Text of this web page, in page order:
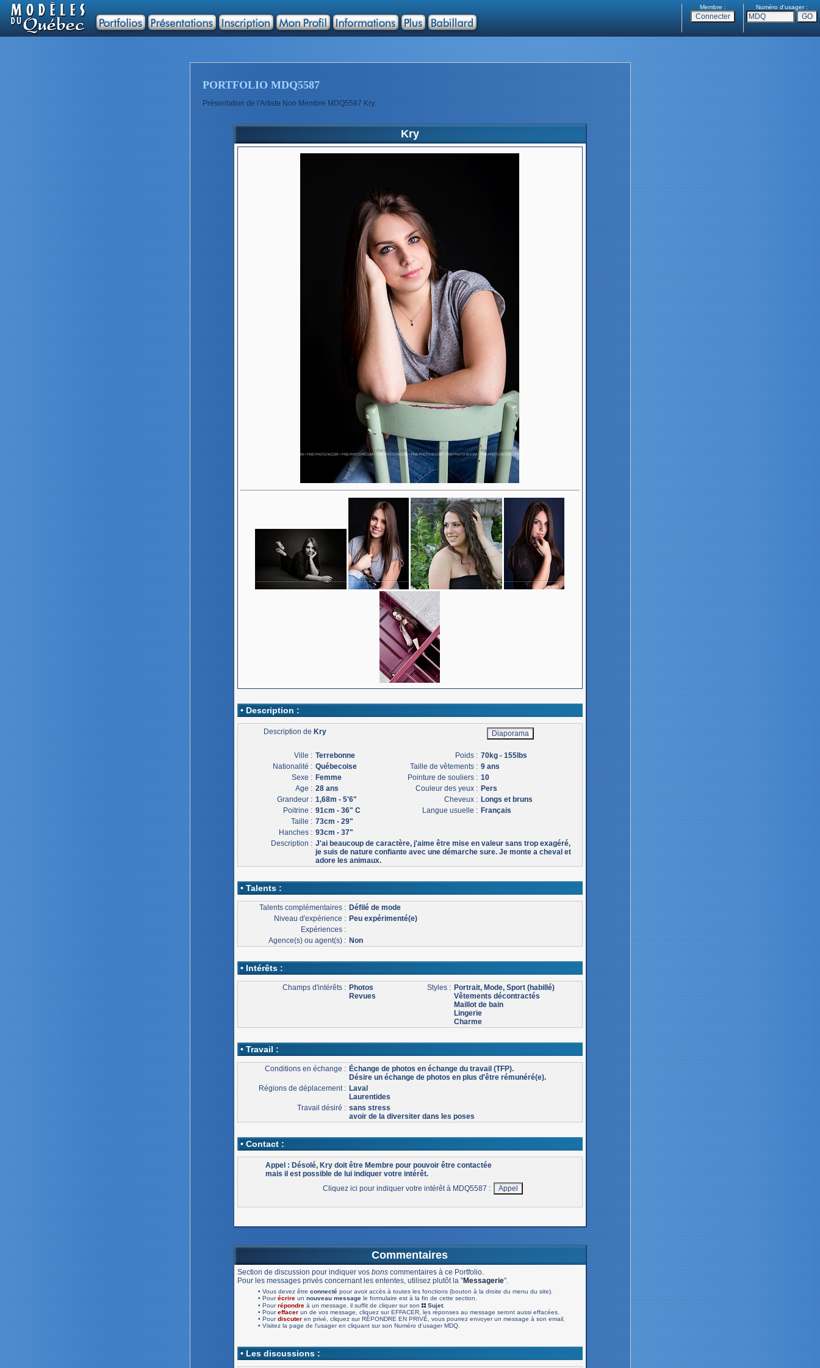
Membre : Numéro d'usager :
PORTFOLIO MDQ5587
Présentation de l'Artiste Non Membre MDQ5587 Kry.
Kry
• Description :
Description deKry
Ville : Terrebonne
Nationalité : Québecoise
Sexe : Femme
Age : 28 ans
Grandeur : 1,68m - 5'6"
Poitrine : 91cm - 36" C
Taille : 73cm - 29"
Hanches : 93cm - 37"
Poids : 70kg - 155lbs
Taille de vêtements : 9 ans
Pointure de souliers : 10
Couleur des yeux : Pers
Cheveux : Longs et bruns
Langue usuelle : Français
Description : J'ai beaucoup de caractère, j'aime être mise en valeur sans trop exagéré,
je suis de nature confiante avec une démarche sure. Je monte a cheval et
adore les animaux.
• Talents :
Talents complémentaires : Défilé de mode
Niveau d'expérience : Peu expérimenté(e)
Expériences :
Agence(s) ou agent(s) : Non
• Intérêts :
Champs d'intérêts : Photos
Revues
Styles : Portrait, Mode, Sport (habillé)
Vêtements décontractés
Maillot de bain
Lingerie
Charme
• Travail :
Conditions en échange : Échange de photos en échange du travail (TFP).
Désire un échange de photos en plus d'être rémunéré(e).
Régions de déplacement : Laval
Laurentides
Travail désiré : sans stress
avoir de la diversiter dans les poses
• Contact :
Appel : Désolé, Kry doit être Membre pour pouvoir être contactée
mais il est possible de lui indiquer votre intérêt.
Cliquez ici pour indiquer votre intérêt à MDQ5587 :
Commentaires
Section de discussion pour indiquer vos bonscommentaires à ce Portfolio.
Pour les messages privés concernant les ententes, utilisez plutôt la "Messagerie".
• Vous devez être connectépour avoir accès à toutes les fonctions (bouton à la droite du menu du site).
• Pourécrireun nouveau messagele formulaire est à la fin de cette section.
• Pourrépondreà un message, il suffit de cliquer sur son Sujet.
• Poureffacerun de vos message, cliquez sur EFFACER, les réponses au message seront aussi effacées.
• Pourdiscuteren privé, cliquez sur RÉPONDRE EN PRIVÉ, vous pourrez envoyer un message à son email.
• Visitez la page de l'usager en cliquant sur son Numéro d'usager MDQ.
• Les discussions :